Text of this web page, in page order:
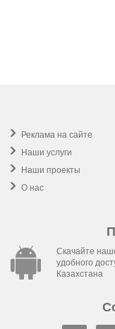
Реклама на сайте
Наши услуги
Наши проекты
О нас
Скачайте
удобного
Казахстана